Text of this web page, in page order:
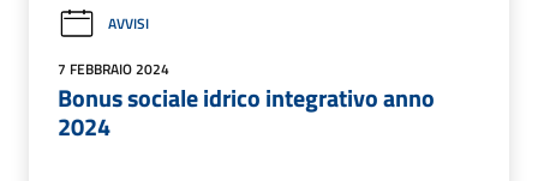
AVVISI
7 FEBBRAIO 2024
Bonus sociale idrico integrativo anno
2024